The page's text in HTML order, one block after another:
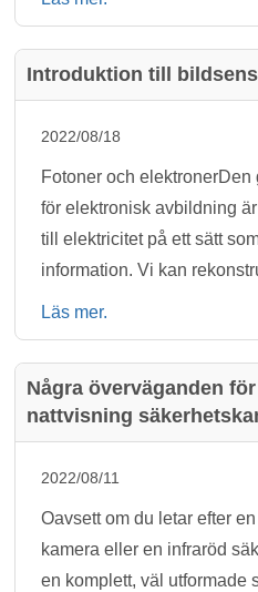
Introduktion till
2022/08/18
Fotoner och
för elektronisk avbildning
till elektricitet på ett sätt
information. Vi kan
Läs mer.
Några överväganden
nattvisning
2022/08/11
Oavsett om du letar efter
kamera eller en infraröd
en komplett, väl utformade